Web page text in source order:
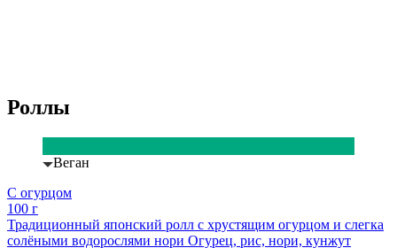
Роллы
Веган
С огурцом
100 г
Традиционный японский ролл с хрустящим огурцом и слегка
солёными водорослями нори Огурец, рис, нори, кунжут